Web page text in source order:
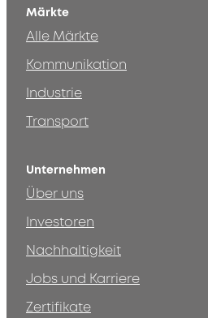
Märkte
Alle Märkte
Kommunikation
Industrie
Transport
Unternehmen
Über uns
Investoren
Nachhaltigkeit
Jobs und Karriere
Zertifikate